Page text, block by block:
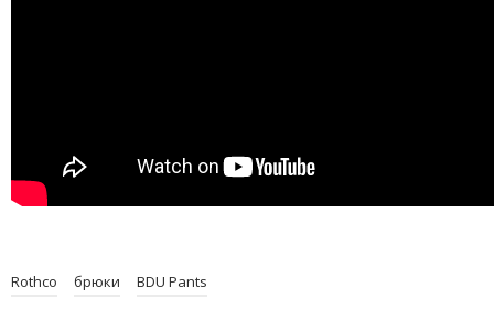
Rothco брюки BDU Pants